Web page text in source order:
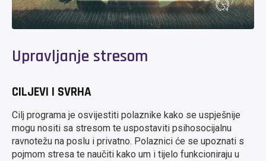
Upravljanje stresom
CILJEVI I SVRHA
Cilj programa je osvijestiti polaznike kako se uspješnije
mogu nositi sa stresom te uspostaviti psihosocijalnu
ravnotežu na poslu i privatno. Polaznici će se upoznati s
pojmom stresa te naučiti kako um i tijelo funkcioniraju u